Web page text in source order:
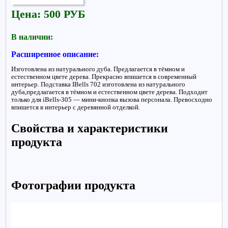
Цена: 500 РУБ
В наличии:
Расширенное описание:
Изготовлена из натурального дуба. Предлагается в тёмном и
естественном цвете дерева. Прекрасно впишется в современный
интерьер. Подставка IBells 702 изготовлена из натурального
дуба,предлагается в тёмном и естественном цвете дерева. Подходит
только для iBells-305 — мини-кнопка вызова персонала. Превосходно
впишется в интерьер с деревянной отделкой.
Свойства и характеристики
продукта
Фотографии продукта